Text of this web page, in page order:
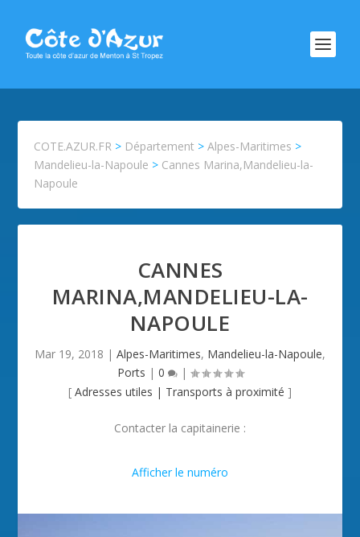
COTE.AZUR.FR > Département >Alpes-Maritimes >
Mandelieu-la-Napoule > Cannes Marina,Mandelieu-la-
Napoule
CANNES
MARINA,MANDELIEU-LA-
NAPOULE
Mar 19, 2018 | Alpes-Maritimes, Mandelieu-la-Napoule,
Ports | 0
|
[ Adresses utiles | Transports à proximité ]
Contacter la capitainerie :
Afficher le numéro